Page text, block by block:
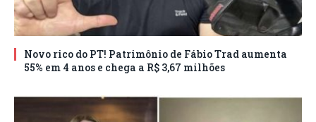
Novo rico do PT! Patrimônio de Fábio Trad aumenta
55% em 4 anos e chega a R$ 3,67 milhões